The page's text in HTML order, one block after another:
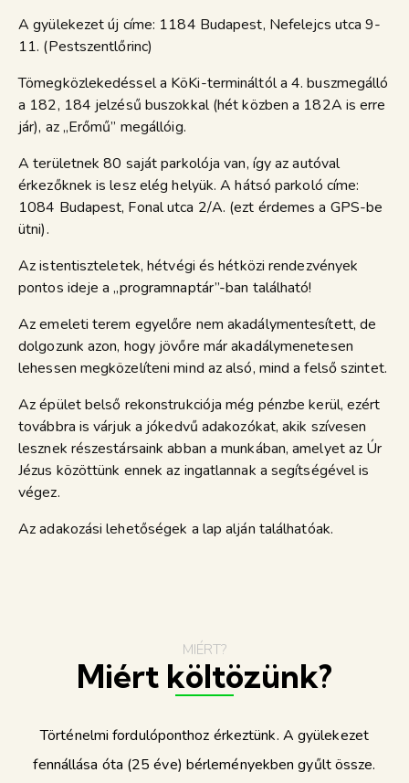
A gyülekezet új címe: 1184 Budapest, Nefelejcs utca 9-
11. (Pestszentlőrinc)
Tömegközlekedéssel a KöKi-termináltól a 4. buszmegálló
a 182, 184 jelzésű buszokkal (hét közben a 182A is erre
jár), az „Erőmű” megállóig.
A területnek 80 saját parkolója van, így az autóval
érkezőknek is lesz elég helyük. A hátsó parkoló címe:
1084 Budapest, Fonal utca 2/A. (ezt érdemes a GPS-be
ütni).
Az istentiszteletek, hétvégi és hétközi rendezvények
pontos ideje a „programnaptár”-ban található!
Az emeleti terem egyelőre nem akadálymentesített, de
dolgozunk azon, hogy jövőre már akadálymenetesen
lehessen megközelíteni mind az alsó, mind a felső szintet.
Az épület belső rekonstrukciója még pénzbe kerül, ezért
továbbra is várjuk a jókedvű adakozókat, akik szívesen
lesznek részestársaink abban a munkában, amelyet az Úr
Jézus közöttünk ennek az ingatlannak a segítségével is
végez.
Az adakozási lehetőségek a lap alján találhatóak.
MIÉRT?
Miért költözünk?
Történelmi fordulóponthoz érkeztünk. A gyülekezet
fennállása óta (25 éve) bérleményekben gyűlt össze.